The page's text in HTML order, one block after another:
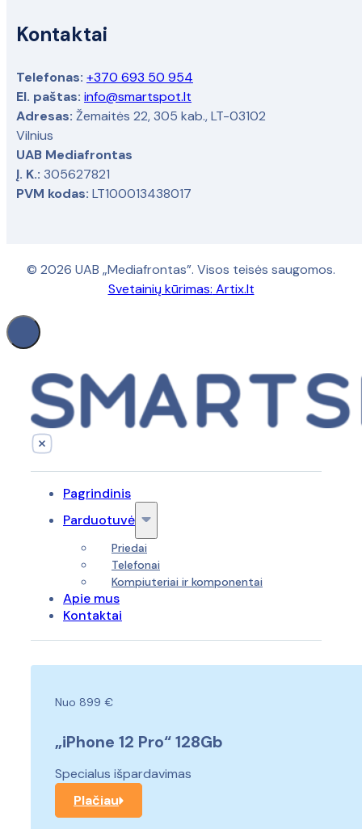
Kontaktai
Telefonas: +370 693 50 954
El. paštas: info@smartspot.lt
Adresas: Žemaitės 22, 305 kab., LT-03102
Vilnius
UAB Mediafrontas
Į. K.: 305627821
PVM kodas: LT100013438017
© 2026 UAB „Mediafrontas”. Visos teisės saugomos.
Svetainių kūrimas: Artix.lt
Pagrindinis
Parduotuvė
Priedai
Telefonai
Kompiuteriai ir komponentai
Apie mus
Kontaktai
Nuo 899 €
„iPhone 12 Pro“ 128Gb
Specialus išpardavimas
Plačiau